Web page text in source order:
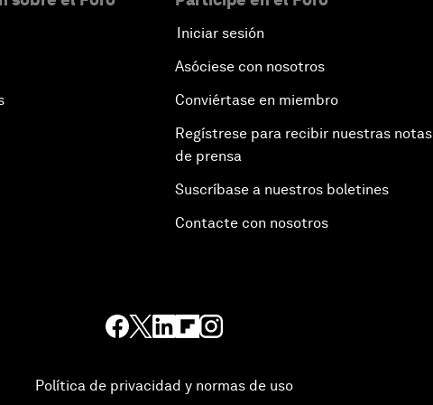
Iniciar sesión
Asóciese con nosotros
Conviértase en miembro
Regístrese para recibir nuestras notas
de prensa
Suscríbase a nuestros boletines
Contacte con nosotros
Política de privacidad y normas de uso